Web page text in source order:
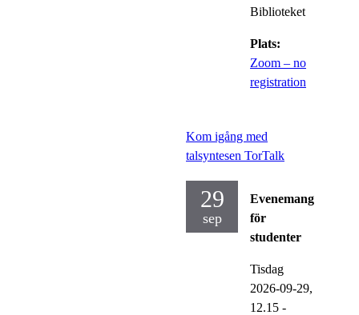
Biblioteket
Plats:
Zoom – no
registration
Kom igång med
talsyntesen TorTalk
29
sep
Evenemang
för
studenter
Tisdag
2026-09-29,
12.15 -